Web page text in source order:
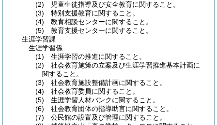
(2) 児童生徒指導及び安全教育に関すること。
(3) 特別支援教育に関すること。
(4) 教育相談センターに関すること。
(5) 教育支援センターに関すること。
生涯学習課
生涯学習係
(1) 生涯学習の推進に関すること。
(2) 社会教育施策の立案及び生涯学習推進基本計画に
関すること。
(3) 社会教育施設整備計画に関すること。
(4) 社会教育委員に関すること。
(5) 生涯学習人材バンクに関すること。
(6) 社会教育団体の指導助言に関すること。
(7) 公民館の設置及び管理に関すること。